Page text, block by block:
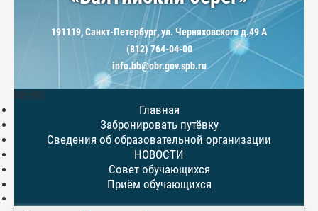
191119, Санкт-Петербург, ул. Черняховского д.49 А
(812) 764-04-00
info.bb@obr.gov.spb.ru
МЕНЮ
Главная
Забронировать путёвку
Сведения об образовательной организации
НОВОСТИ
Совет обучающихся
Приём обучающихся